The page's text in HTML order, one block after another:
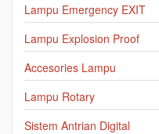
Lampu Emergency EXIT
Lampu Explosion Proof
Accesories Lampu
Lampu Rotary
Sistem Antrian Digital